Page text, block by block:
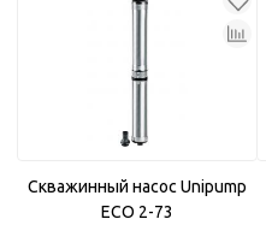
Скважинный насос Unipump
ECO 2-73